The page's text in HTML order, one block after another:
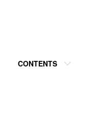
CONTENTS